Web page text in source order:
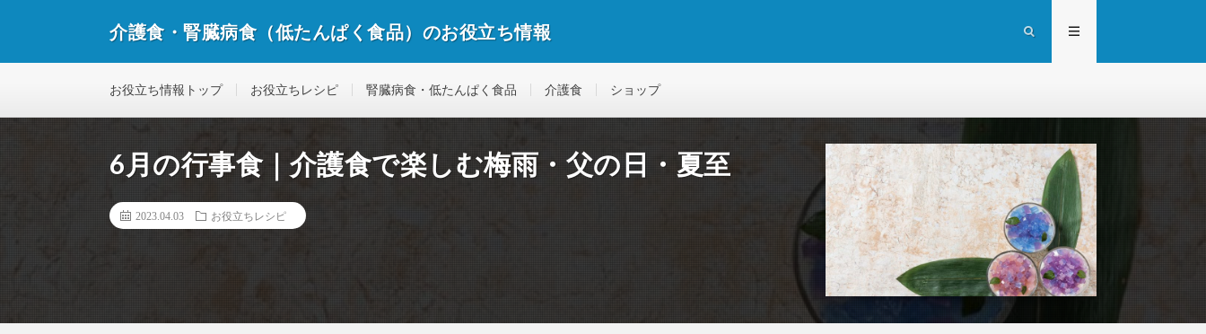
介護食・腎臓病食（低たんぱく食品）のお役立ち情報
お役立ち情報トップ お役立ちレシピ 腎臓病食・低たんぱく食品 介護食 ショップ
6月の行事食｜介護食で楽しむ梅雨・父の日・夏至
2023.04.03 お役立ちレシピ